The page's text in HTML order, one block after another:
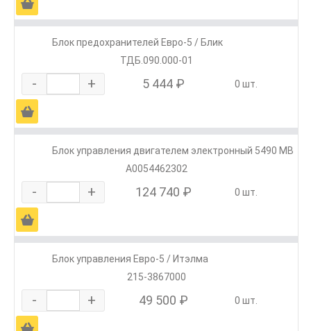
Блок предохранителей Евро-5 / Блик
ТДБ.090.000-01
- + 5 444 ₽ 0 шт.
Ä
Блок управления двигателем электронный 5490 MB
А0054462302
- + 124 740 ₽ 0 шт.
Ä
Блок управления Евро-5 / Итэлма
215-3867000
- + 49 500 ₽ 0 шт.